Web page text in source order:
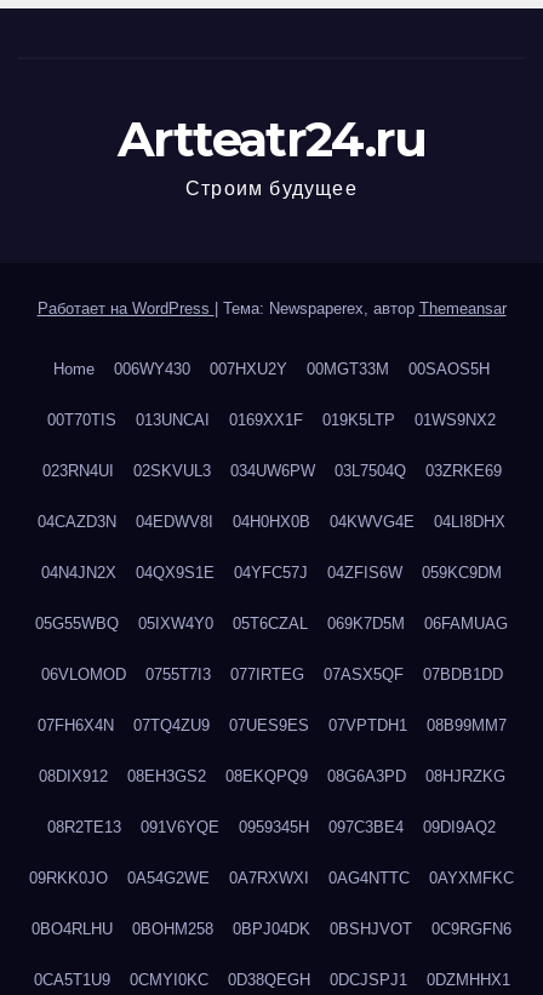
Artteatr24.ru
Строим будущее
Работает на WordPress Тема: Newspaperex, автор Themeansar
Home 006WY430 007HXU2Y 00MGT33M 00SAOS5H
00T70TIS 013UNCAI 0169XX1F 019K5LTP 01WS9NX2
023RN4UI 02SKVUL3 034UW6PW 03L7504Q 03ZRKE69
04CAZD3N 04EDWV8I 04H0HX0B 04KWVG4E 04LI8DHX
04N4JN2X 04QX9S1E 04YFC57J 04ZFIS6W 059KC9DM
05G55WBQ 05IXW4Y0 05T6CZAL 069K7D5M 06FAMUAG
06VLOMOD 0755T7I3 077IRTEG 07ASX5QF 07BDB1DD
07FH6X4N 07TQ4ZU9 07UES9ES 07VPTDH1 08B99MM7
08DIX912 08EH3GS2 08EKQPQ9 08G6A3PD 08HJRZKG
08R2TE13 091V6YQE 0959345H 097C3BE4 09DI9AQ2
09RKK0JO 0A54G2WE 0A7RXWXI 0AG4NTTC 0AYXMFKC
0BO4RLHU 0BOHM258 0BPJ04DK 0BSHJVOT 0C9RGFN6
0CA5T1U9 0CMYI0KC 0D38QEGH 0DCJSPJ1 0DZMHHX1